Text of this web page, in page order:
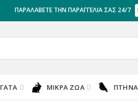
ΠΑΡΑΛΑΒΕΤΕ ΤΗΝ ΠΑΡΑΓΓΕΛΙΑ ΣΑΣ 24/7
ΓΆΤΑ ΜΙΚΡΆ ΖΏΑ ΠΤΗΝΆ